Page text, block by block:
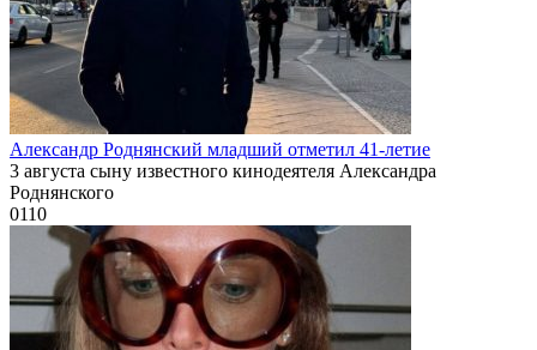
Александр Роднянский младший отметил 41-летие
3 августа сыну известного кинодеятеля Александра
Роднянского
0110